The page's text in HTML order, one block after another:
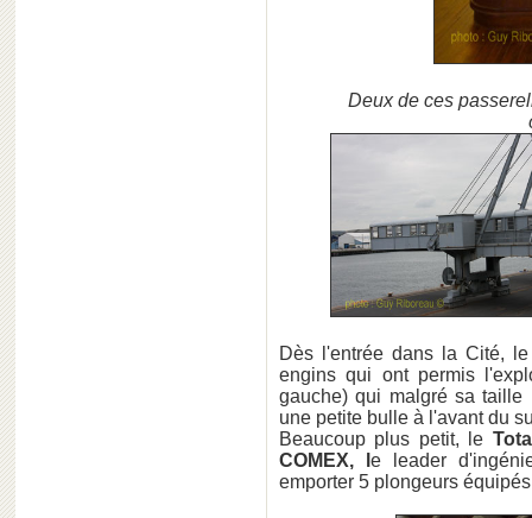
Deux de ces
Dès l'entrée dans la Cité,
engins qui ont permis
gauche) qui malgré sa
une petite bulle à l'avant du
Beaucoup plus petit, le
COMEX, l e leader
emporter 5 plongeurs